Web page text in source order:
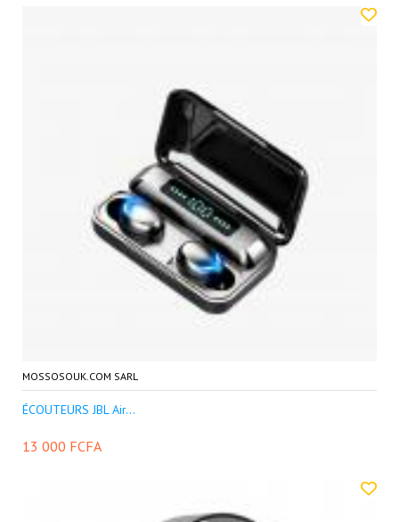
MOSSOSOUK.COM SARL
ÉCOUTEURS JBL Air...
13 000 FCFA